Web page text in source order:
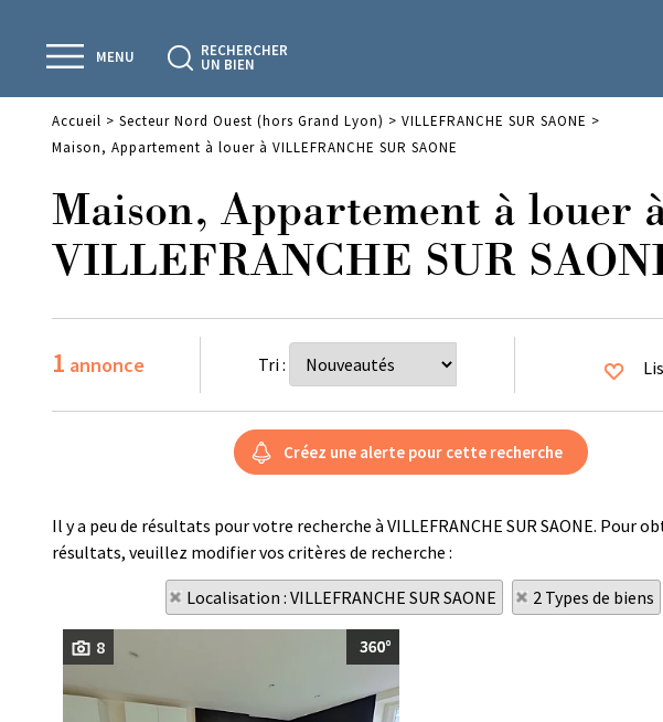
RECHERCHER
UN BIEN
MENU
Accueil > Secteur Nord Ouest (hors Grand Lyon) > VILLEFRANCHE SUR SAONE >
Maison, Appartement à louer à VILLEFRANCHE SUR SAONE
Maison, Appartement à louer
VILLEFRANCHE SUR
1 annonce Tri :
Il y a peu de résultats pour votre recherche à VILLEFRANCHE SUR SAONE. Pour
résultats, veuillez modifier vos critères de recherche :
Localisation : VILLEFRANCHE SUR SAONE 2 Types de biens
8